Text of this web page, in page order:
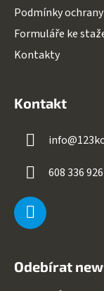
Podmínky
Formuláře ke
Kontakty
Kontakt
info@
608 336 926
Odebírat